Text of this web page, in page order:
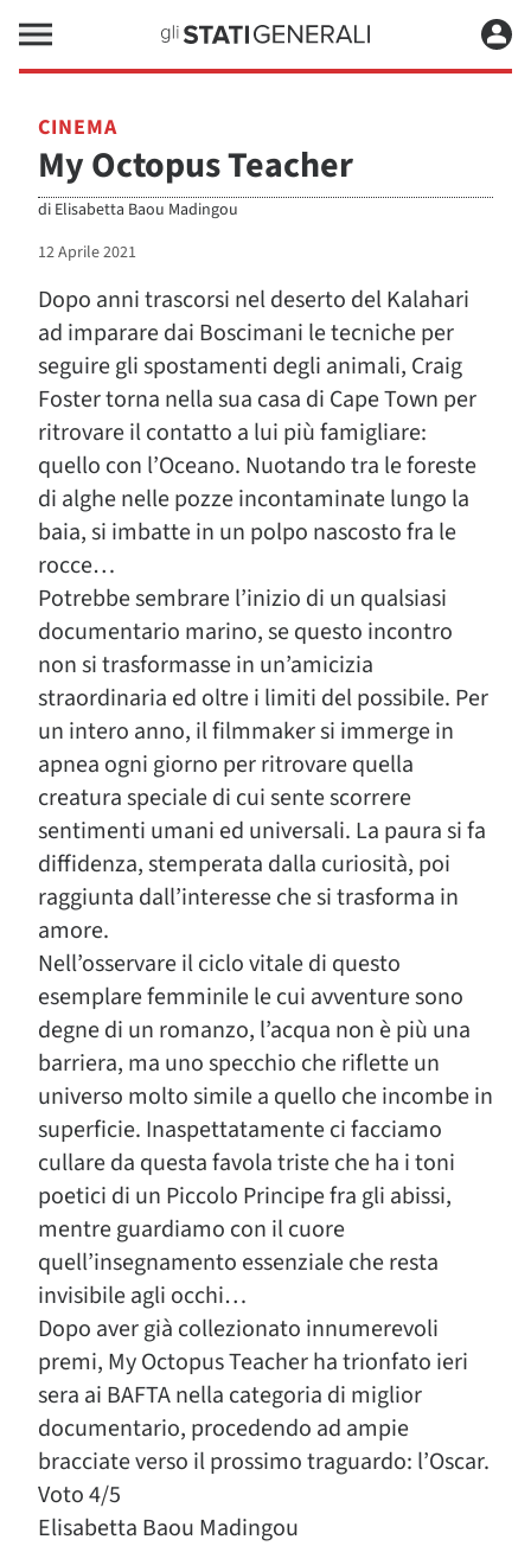
CINEMA
My Octopus Teacher
di Elisabetta Baou Madingou
12 Aprile 2021
Dopo anni trascorsi nel deserto del Kalahari
ad imparare dai Boscimani le tecniche per
seguire gli spostamenti degli animali, Craig
Foster torna nella sua casa di Cape Town per
ritrovare il contatto a lui più famigliare:
quello con l’Oceano. Nuotando tra le foreste
di alghe nelle pozze incontaminate lungo la
baia, si imbatte in un polpo nascosto fra le
rocce…
Potrebbe sembrare l’inizio di un qualsiasi
documentario marino, se questo incontro
non si trasformasse in un’amicizia
straordinaria ed oltre i limiti del possibile. Per
un intero anno, il filmmaker si immerge in
apnea ogni giorno per ritrovare quella
creatura speciale di cui sente scorrere
sentimenti umani ed universali. La paura si fa
diffidenza, stemperata dalla curiosità, poi
raggiunta dall’interesse che si trasforma in
amore.
Nell’osservare il ciclo vitale di questo
esemplare femminile le cui avventure sono
degne di un romanzo, l’acqua non è più una
barriera, ma uno specchio che riflette un
universo molto simile a quello che incombe in
superficie. Inaspettatamente ci facciamo
cullare da questa favola triste che ha i toni
poetici di un Piccolo Principe fra gli abissi,
mentre guardiamo con il cuore
quell’insegnamento essenziale che resta
invisibile agli occhi…
Dopo aver già collezionato innumerevoli
premi, My Octopus Teacher ha trionfato ieri
sera ai BAFTA nella categoria di miglior
documentario, procedendo ad ampie
bracciate verso il prossimo traguardo: l’Oscar.
Voto 4/5
Elisabetta Baou Madingou